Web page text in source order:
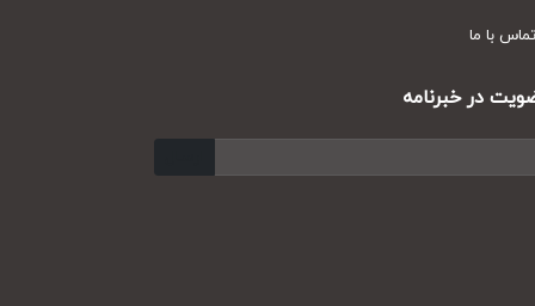
با ما
در خبرنامه